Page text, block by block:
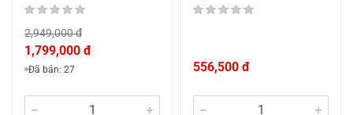
2,949,000 đ
1,799,000 đ
Đã bán: 27 556,500 đ